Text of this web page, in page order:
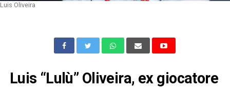
Luis Oliveira
Luis “Lulù” Oliveira, ex giocatore